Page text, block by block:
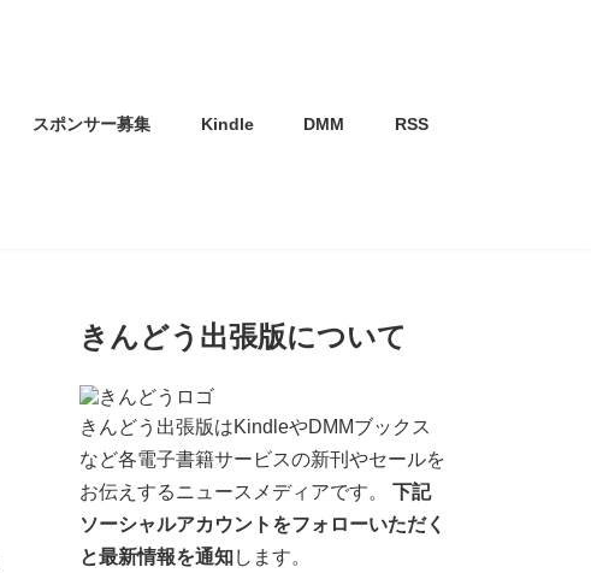
スポンサー募集 Kindle DMM RSS
きんどう出張版について
きんどう出張版はKindleやDMMブックス
など各電子書籍サービスの新刊やセールを
お伝えするニュースメディアです。下記
ソーシャルアカウントをフォローいただく
と最新情報を通知します。